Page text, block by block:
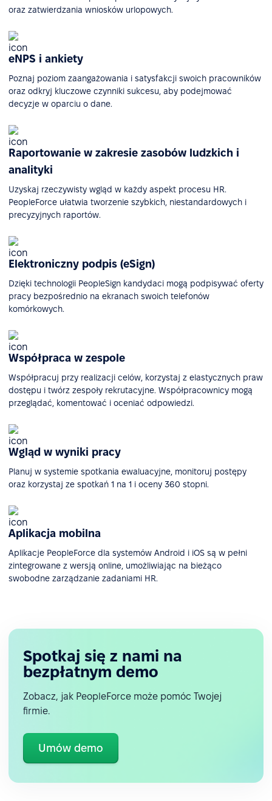
oraz zatwierdzania wniosków urlopowych.
eNPS i ankiety
Poznaj poziom zaangażowania i satysfakcji swoich pracowników
oraz odkryj kluczowe czynniki sukcesu, aby podejmować
decyzje w oparciu o dane.
Raportowanie w zakresie zasobów ludzkich i
analityki
Uzyskaj rzeczywisty wgląd w każdy aspekt procesu HR.
PeopleForce ułatwia tworzenie szybkich, niestandardowych i
precyzyjnych raportów.
Elektroniczny podpis (eSign)
Dzięki technologii PeopleSign kandydaci mogą podpisywać oferty
pracy bezpośrednio na ekranach swoich telefonów
komórkowych.
Współpraca w zespole
Współpracuj przy realizacji celów, korzystaj z elastycznych praw
dostępu i twórz zespoły rekrutacyjne. Współpracownicy mogą
przeglądać, komentować i oceniać odpowiedzi.
Wgląd w wyniki pracy
Planuj w systemie spotkania ewaluacyjne, monitoruj postępy
oraz korzystaj ze spotkań 1 na 1 i oceny 360 stopni.
Aplikacja mobilna
Aplikacje PeopleForce dla systemów Android i iOS są w pełni
zintegrowane z wersją online, umożliwiając na bieżąco
swobodne zarządzanie zadaniami HR.
Spotkaj się z nami na
bezpłatnym demo
Zobacz, jak PeopleForce może pomóc Twojej
firmie.
Umów demo